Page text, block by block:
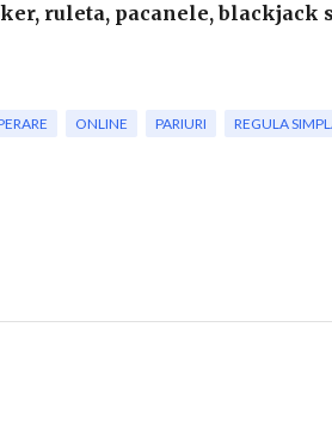
ruleta, pacanele, blackjack
ONLINE PARIURI REGULA